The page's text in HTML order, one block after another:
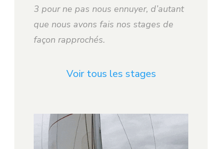
3 pour ne pas nous ennuyer, d’autant
que nous avons fais nos stages de
façon rapprochés.
Voir tous les stages